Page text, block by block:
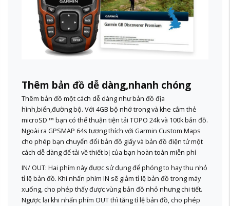
Thêm bản đồ dễ dàng,nhanh chóng
Thêm bản đồ một cách dễ dàng như bản đồ địa
hình,biển,đường bộ. Với 4GB bộ nhớ trong và khe cắm thẻ
microSD ™ bạn có thể thuận tiện tải TOPO 24k và 100k bản đồ.
Ngoài ra GPSMAP 64s tương thích với Garmin Custom Maps
cho phép bạn chuyển đổi bản đồ giấy và bản đồ điện tử một
cách dễ dàng để tải về thiết bị của bạn hoàn toàn miễn phí
IN/ OUT: Hai phím này được sử dụng để phóng to hay thu nhỏ
tỉ lệ bản đồ. Khi nhấn phím IN sẽ giảm tỉ lệ bản đồ trong máy
xuống, cho phép thấy được vùng bản đồ nhỏ nhưng chi tiết.
Ngược lại khi nhấn phím OUT thì tăng tỉ lệ bản đồ, cho phép